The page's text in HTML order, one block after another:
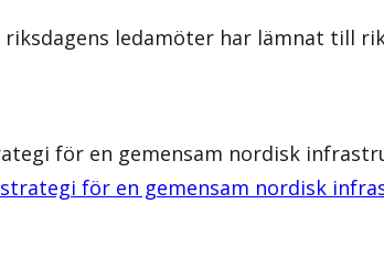
ledamöter har lämnat till
för en gemensam nordisk
för en gemensam nordisk